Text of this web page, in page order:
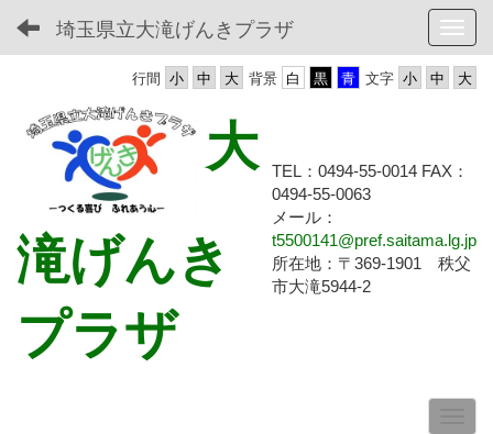
埼玉県立大滝げんきプラザ
文字
背景
行間
大
滝げんき
プラザ
TEL：0494-55-0014 FAX：
0494-55-0063
メール：
t5500141@pref.saitama.lg.jp
所在地：〒369-1901 秩父
市大滝5944-2